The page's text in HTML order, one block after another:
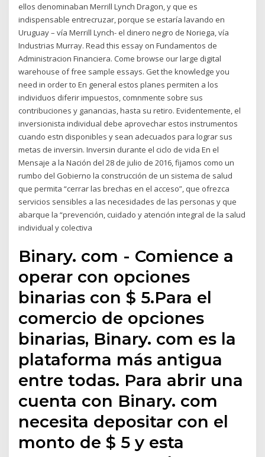
ellos denominaban Merrill Lynch Dragon, y que es
indispensable entrecruzar, porque se estaría lavando en
Uruguay – vía Merrill Lynch- el dinero negro de Noriega, vía
Industrias Murray. Read this essay on Fundamentos de
Administracion Financiera. Come browse our large digital
warehouse of free sample essays. Get the knowledge you
need in order to En general estos planes permiten a los
individuos diferir impuestos, comnmente sobre sus
contribuciones y ganancias, hasta su retiro. Evidentemente, el
inversionista individual debe aprovechar estos instrumentos
cuando estn disponibles y sean adecuados para lograr sus
metas de inversin. Inversin durante el ciclo de vida En el
Mensaje a la Nación del 28 de julio de 2016, fijamos como un
rumbo del Gobierno la construcción de un sistema de salud
que permita “cerrar las brechas en el acceso”, que ofrezca
servicios sensibles a las necesidades de las personas y que
abarque la “prevención, cuidado y atención integral de la salud
individual y colectiva
Binary. com - Comience a
operar con opciones
binarias con $ 5.Para el
comercio de opciones
binarias, Binary. com es la
plataforma más antigua
entre todas. Para abrir una
cuenta con Binary. com
necesita depositar con el
monto de $ 5 y esta